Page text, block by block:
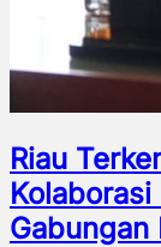
Riau
Gabungan